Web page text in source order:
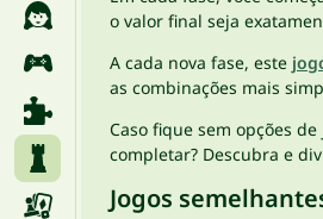
o valor final seja
A cada nova fase, este
as combinações mais
Caso fique sem opções
completar? Descubra e
Jogos